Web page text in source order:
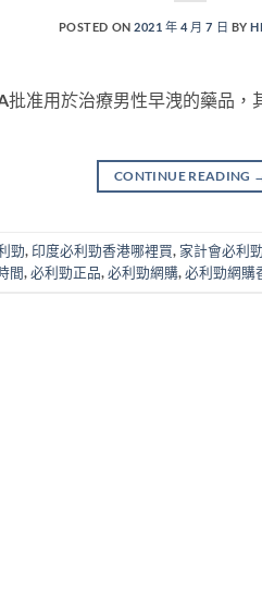
POSTED ON2021 年 4 月 7 日 BY
准用於治療男性早洩的藥品
CONTINUE READING
勁, 印度必利勁香港哪裡買, 家計會必利勁
間,必利勁正品,必利勁網購,必利勁網購